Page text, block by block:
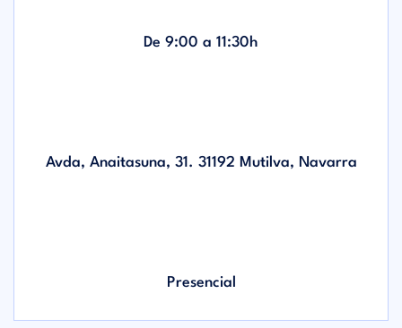
De 9:00 a 11:30h
Avda, Anaitasuna, 31. 31192 Mutilva, Navarra
Presencial